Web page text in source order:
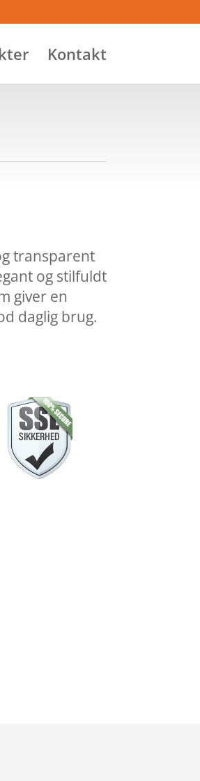
Kontakt
3.995,00.
transparent
og stilfuldt
giver en
daglig brug.